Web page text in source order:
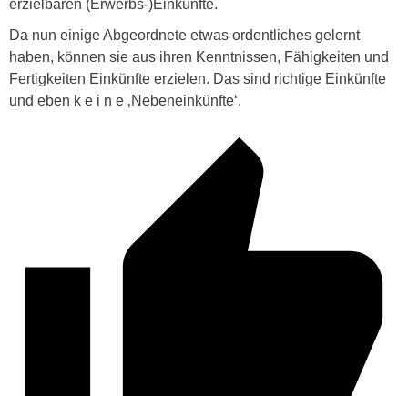
erzielbaren (Erwerbs-)Einkünfte.
Da nun einige Abgeordnete etwas ordentliches gelernt
haben, können sie aus ihren Kenntnissen, Fähigkeiten und
Fertigkeiten Einkünfte erzielen. Das sind richtige Einkünfte
und eben k e i n e ‚Nebeneinkünfte‘.